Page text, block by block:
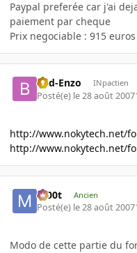
Paypal preferée car j'ai
paiement par cheque
Prix negociable : 915
Bad-Enzo INpactien
Posté(e) le 28 août 2007
http://www.nokytech.net/
http://www.nokytech.net/
m00t Ancien
Posté(e) le 28 août 2007
Modo de cette partie du